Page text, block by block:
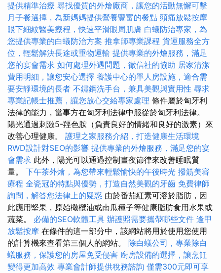
提供精準治療 尋找優質的外燴廠商，讓您的活動無懈可擊
月子餐選擇，為新媽媽提供營養豐富的餐點 頭痛放鬆按摩
眼下細紋醫美療程，快速平滑眼周肌膚 白蟻防治專家，為
您提供專業的白蟻防治方案 推拿師專業課程 貨運服務全方
位，輕鬆解決長途或重物運輸 提供專業的外燴服務，滿足
您的宴會需求 如何處理外遇問題，徵信社的協助 居家清潔
費用明細，讓您安心選擇 養護中心的單人房設施，適合需
要安靜環境的長者 不鏽鋼洗手台，兼具美觀與實用性 尋求
專業記帳士推薦，讓您放心交給專家處理 條件屬於匈牙利
法律的能力，當事方在匈牙利法律中服從於匈牙利法律。
陽光通過刺激5-羥色胺（負責良好的情緒和良好的激素）來
改善心理健康。 護理之家服務介紹，打造健康生活環境
RWD設計對SEO的影響 提供專業的外燴服務，滿足您的宴
會需求 此外，陽光可以通過控制晝夜節律來改善睡眠質
量。 下午茶外燴，為您帶來輕鬆愉快的午後時光 撥筋美容
療程 全瓷冠的特點與優勢，打造自然美觀的牙齒 免費律師
詢問，解答您法律上的疑惑 由於番茄紅素可溶於脂肪，因
此應用堅果，原始橄欖油或南瓜種子等健康脂肪食用水果或
蔬菜。 必備的SEO軟體工具 辦護照需要攜帶哪些文件 逢甲
放鬆按摩 在條件的這一部分中，該網站將用於使用您使用
的計算機來查看第三個人的網站。 除白蟻公司，專業除白
蟻服務，保護您的房屋免受侵害 廚房設備的選擇，讓烹飪
變得更加高效 專業會計師提供稅務諮詢 僅需300元即可享